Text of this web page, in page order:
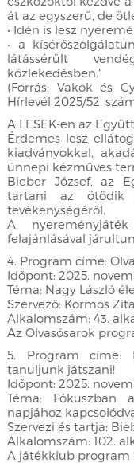
át az egyszerű, de
• Idén is lesz
• a
látássérült
közlekedésben."
(Forrás: Vakok és
Hírlevél 2025/52.
A LESEK-en az
Érdemes lesz
kiadványokkal,
ünnepi kézműves
Bieber József, az
tartani az ötödik
tevékenységéről.
A
felajánlásával
4. Program címe:
Időpont: 2025.
Téma: Nagy László
Szervező: Kormos
Alkalomszám: 43.
Az Olvasósarok
5. Program címe:
tanuljunk játszani!
Időpont: 2025.
Téma:
napjához
Szervezi és tartja:
Alkalomszám: 102.
A játékklub program